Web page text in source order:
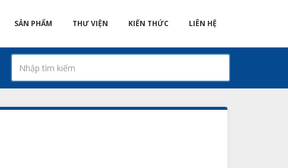
SẢN PHẨM THƯ VIỆN KIẾN THỨC LIÊN HỆ